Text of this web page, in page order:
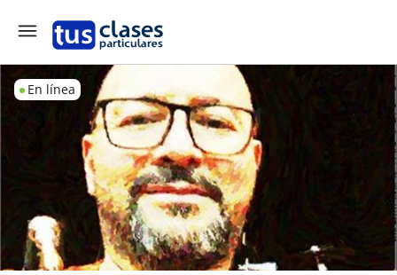
En línea